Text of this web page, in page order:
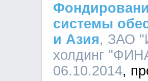
системы
и Азия, ЗАО
холдинг
06.10.2014